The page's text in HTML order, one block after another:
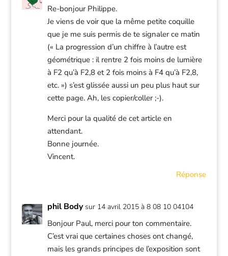
Re-bonjour Philippe.
Je viens de voir que la même petite coquille
que je me suis permis de te signaler ce matin
(« La progression d’un chiffre à l’autre est
géométrique : il rentre 2 fois moins de lumière
à F2 qu’à F2,8 et 2 fois moins à F4 qu’à F2,8,
etc. ») s’est glissée aussi un peu plus haut sur
cette page. Ah, les copier/coller ;-).
Merci pour la qualité de cet article en
attendant.
Bonne journée.
Vincent.
Réponse
phil Body sur 14 avril 2015 à 8 08 10 04104
Bonjour Paul, merci pour ton commentaire.
C’est vrai que certaines choses ont changé,
mais les grands principes de l’exposition sont